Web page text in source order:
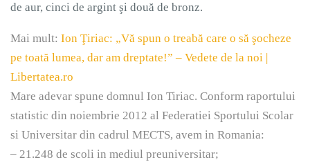
de aur, cinci de argint şi două de bronz.
Mai mult: Ion Ţiriac: „Vă spun o treabă care o să şocheze
pe toată lumea, dar am dreptate!” – Vedete de la noi |
Libertatea.ro
Mare adevar spune domnul Ion Tiriac. Conform raportului
statistic din noiembrie 2012 al Federatiei Sportului Scolar
si Universitar din cadrul MECTS, avem in Romania:
– 21.248 de scoli in mediul preuniversitar;